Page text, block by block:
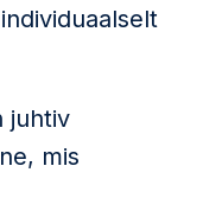
juhtiv
mis